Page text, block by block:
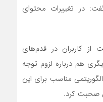
در تغییرات محتوای
از کاربران در قدم‌های
هم درباره لزوم توجه
مناسب برای این
صحبت کرد.